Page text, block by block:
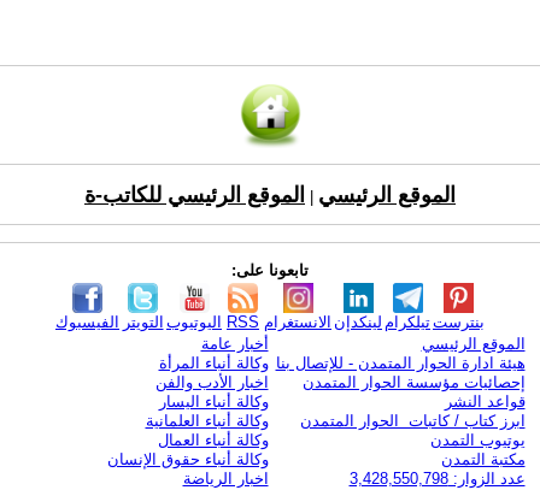
الموقع الرئيسي الموقع الرئيسي للكاتب-ة
تابعونا على:
الفيسبوك التويتر اليوتيوب RSS الانستغرام لينكدإن تيلكرامبنترست
الموقع الرئيسي
هيئة ادارة الحوار المتمدن - للإتصال بنا
إحصائيات مؤسسة الحوار المتمدن
قواعد النشر
ابرز كتاب / كاتبات الحوار المتمدن
يوتيوب التمدن
مكتبة التمدن
عدد الزوار: 3,428,550,798
أخبار عامة
وكالة أنباء المرأة
اخبار الأدب والفن
وكالة أنباء اليسار
وكالة أنباء العلمانية
وكالة أنباء العمال
وكالة أنباء حقوق الإنسان
اخبار الرياضة